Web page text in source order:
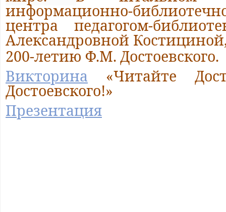
информационно-
центра педагогом-
Александровной
200-летию Ф.М. Достоевского.
Викторина «Читайте
Достоевского!»
Презентация